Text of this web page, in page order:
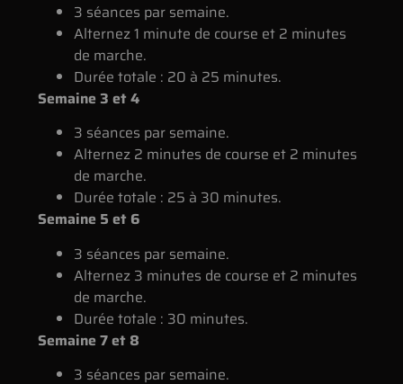
3 séances par semaine.
Alternez 1 minute de course et 2 minutes
de marche.
Durée totale : 20 à 25 minutes.
Semaine 3 et 4
3 séances par semaine.
Alternez 2 minutes de course et 2 minutes
de marche.
Durée totale : 25 à 30 minutes.
Semaine 5 et 6
3 séances par semaine.
Alternez 3 minutes de course et 2 minutes
de marche.
Durée totale : 30 minutes.
Semaine 7 et 8
3 séances par semaine.